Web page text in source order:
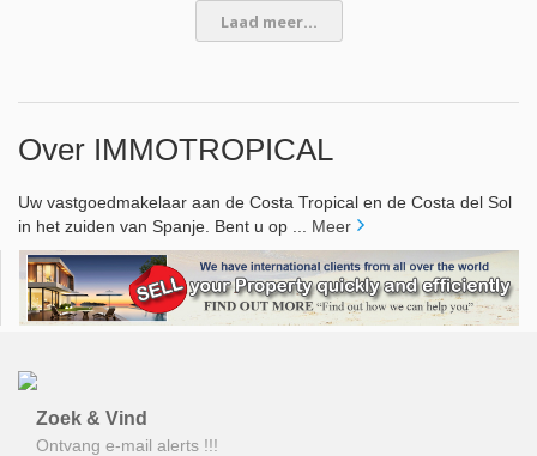
Laad meer...
Over IMMOTROPICAL
Uw vastgoedmakelaar aan de Costa Tropical en de Costa del Sol
in het zuiden van Spanje. Bent u op ... Meer
Zoek & Vind
Ontvang e-mail alerts !!!